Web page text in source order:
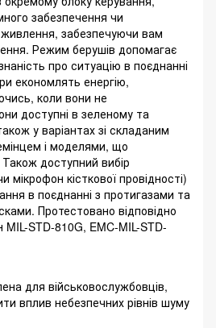
забезпечення чи
забезпечуючи вам
Режим берушів допомагає
про ситуацію в поєднанні
економлять енергію,
коли вони не
доступні в зеленому та
у варіантах зі складаним
і моделями, що
доступний вибір
мікрофон кісткової провідності)
в поєднанні з протигазами та
Протестовано відповідно
MIL-STD-810G, EMC-MIL-STD-
для військовослужбовців,
вплив небезпечних рівнів шуму